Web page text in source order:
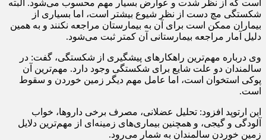
است که از نظر شدت و عوارض بسیار مهم محسوب می‌شود. البته
شکستگی مچ دست از نظر شیوع بیشتر است، اما بسیاری از
بیماران ممکن است برای آن به بیمارستان مراجعه نکنند و به همین
دلیل آمار مراجعه بیمارستانی آن کمتر ثبت می‌شود.
وی درباره مهم‌ترین راهکارهای پیشگیری از شکستگی، گفت: در
سالمندان دو علت شایع برای شکستگی وجود دارد. مهم‌ترین آن
پوکی استخوان است، اما عامل مهم دیگر زمین خوردن و سقوط
است.
این ارتوپد افزود: تحلیل عضلانی، مصرف برخی داروها، خواب‌
آلودگی و گیجی، و همچنین بیماری‌های زمینه‌ای از مهم‌ترین دلایل
زمین خوردن سالمندان به شمار می‌رود.